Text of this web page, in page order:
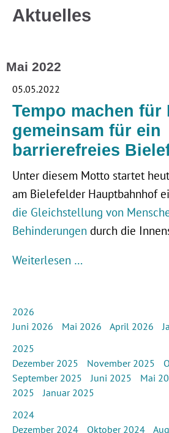
Aktuelles
Mai 2022
05.05.2022
Tempo machen
gemeinsam für ein
barrierefreies
Unter diesem Motto startet
am Bielefelder Hauptbahnhof
die Gleichstellung von
Behinderungen durch die
Weiterlesen …
2026
Juni 2026
Mai 2026 April 2026
2025
Dezember 2025
November 2025
September 2025
Juni 2025 Mai
2025
Januar 2025
2024
Dezember 2024
Oktober 2024